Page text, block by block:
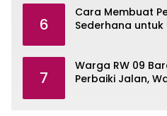
6
Cara Membuat
Sederhana untuk
7
Warga RW 09
Perbaiki Jalan,